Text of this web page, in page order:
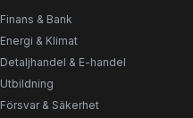
Finans & Bank
Energi & Klimat
Detaljhandel & E-handel
Utbildning
Försvar & Säkerhet